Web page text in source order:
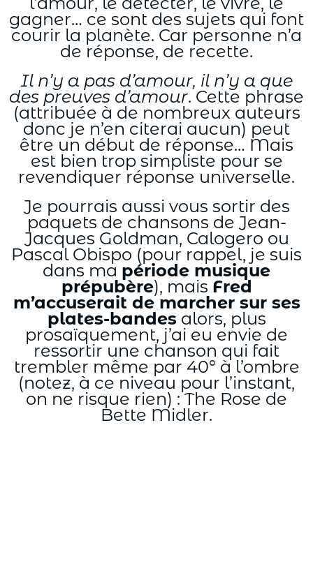
gagner… ce sont des sujets qui font
courir la planète. Car personne n’a
de réponse, de recette.
Il n’y a pas d’amour, il n’y a que
des preuves d’amour. Cette phrase
(attribuée à de nombreux auteurs
donc je n’en citerai aucun) peut
être un début de réponse… Mais
est bien trop simpliste pour se
revendiquer réponse universelle.
Je pourrais aussi vous sortir des
paquets de chansons de Jean-
Jacques Goldman, Calogero ou
Pascal Obispo (pour rappel, je suis
dans ma période musique
prépubère), mais Fred
m’accuserait de marcher sur ses
plates-bandesalors, plus
prosaïquement, j’ai eu envie de
ressortir une chanson qui fait
trembler même par 40° à l’ombre
(notez, à ce niveau pour l’instant,
on ne risque rien) : The Rose de
Bette Midler.